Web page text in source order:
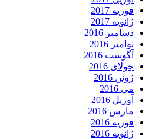
فوریه 2017
ژانویه 2017
دسامبر 2016
نوامبر 2016
آگوست 2016
جولای 2016
ژوئن 2016
می 2016
آوریل 2016
مارس 2016
فوریه 2016
ژانویه 2016